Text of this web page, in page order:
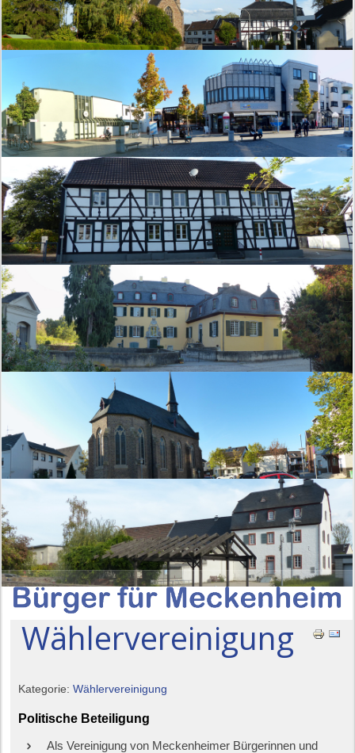
Wählervereinigung
Kategorie:Wählervereinigung
Politische Beteiligung
Als Vereinigung von Meckenheimer Bürgerinnen und